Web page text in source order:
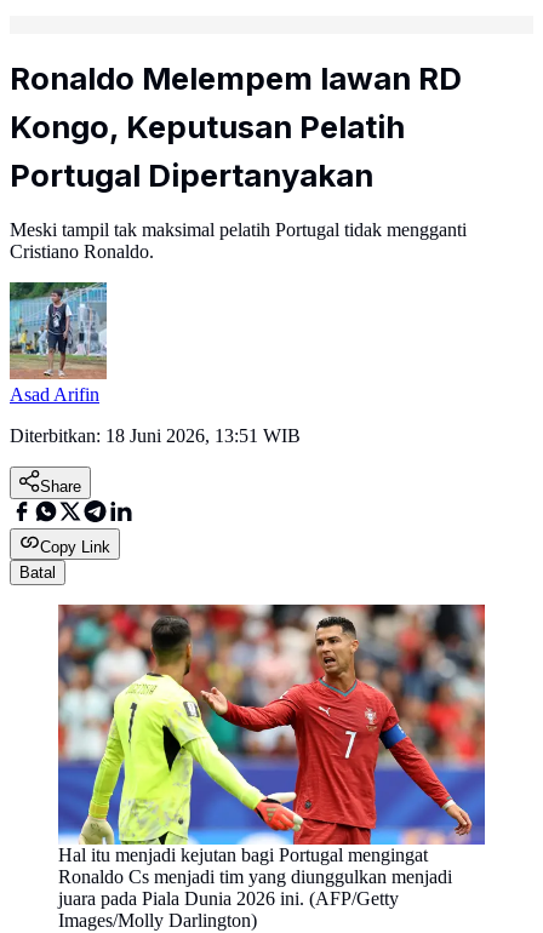
Ronaldo Melempem lawan RD
Kongo, Keputusan Pelatih
Portugal Dipertanyakan
Meski tampil tak maksimal pelatih Portugal tidak mengganti
Cristiano Ronaldo.
Asad Arifin
Diterbitkan: 18 Juni 2026, 13:51 WIB
Share
Copy Link
Batal
Hal itu menjadi kejutan bagi Portugal mengingat
Ronaldo Cs menjadi tim yang diunggulkan menjadi
juara pada Piala Dunia 2026 ini. (AFP/Getty
Images/Molly Darlington)